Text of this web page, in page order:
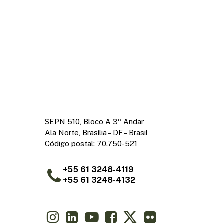
SEPN 510, Bloco A 3º Andar
Ala Norte, Brasília – DF – Brasil
Código postal: 70.750-521
+55 61 3248-4119
+55 61 3248-4132